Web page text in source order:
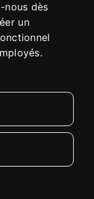
nous dès
un